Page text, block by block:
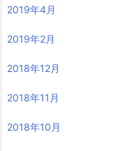
2019年4月
2019年2月
2018年12月
2018年11月
2018年10月